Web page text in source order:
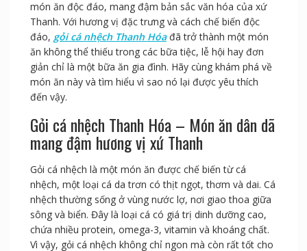
món ăn độc đáo, mang đậm bản sắc văn hóa của xứ
Thanh. Với hương vị đặc trưng và cách chế biến độc
đáo, gỏi cá nhệch Thanh Hóađã trở thành một món
ăn không thể thiếu trong các bữa tiệc, lễ hội hay đơn
giản chỉ là một bữa ăn gia đình. Hãy cùng khám phá về
món ăn này và tìm hiểu vì sao nó lại được yêu thích
đến vậy.
Gỏi cá nhệch Thanh Hóa – Món ăn dân dã
mang đậm hương vị xứ Thanh
Gỏi cá nhệch là một món ăn được chế biến từ cá
nhệch, một loại cá da trơn có thịt ngọt, thơm và dai. Cá
nhệch thường sống ở vùng nước lợ, nơi giao thoa giữa
sông và biển. Đây là loại cá có giá trị dinh dưỡng cao,
chứa nhiều protein, omega-3, vitamin và khoáng chất.
Vì vậy, gỏi cá nhệch không chỉ ngon mà còn rất tốt cho